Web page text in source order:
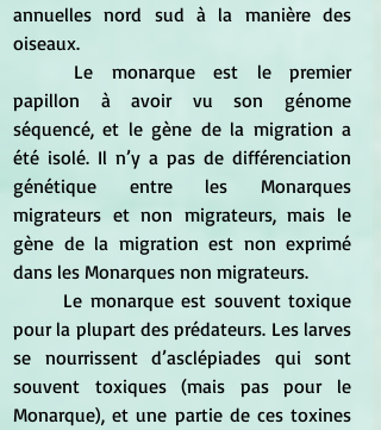
annuelles nord sud à la manière des
oiseaux.
papillon à avoir vu son génome
séquencé, et le gène de la migration a
été isolé. Il n’y a pas de différenciation
génétique entre les Monarques
migrateurs et non migrateurs, mais le
gène de la migration est non exprimé
dans les Monarques non migrateurs.
pour la plupart des prédateurs. Les larves
se nourrissent d’asclépiades qui sont
souvent toxiques (mais pas pour le
Monarque), et une partie de ces toxines